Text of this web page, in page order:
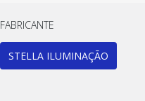
FABRICANTE
STELLA ILUMINAÇÃO